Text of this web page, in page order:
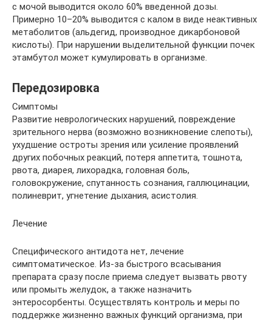
с мочой выводится около 60% введенной дозы.
Примерно 10–20% выводится с калом в виде неактивных
метаболитов (альдегид, производное дикарбоновой
кислоты). При нарушении выделительной функции почек
этамбутол может кумулировать в организме.
Передозировка
Симптомы
Развитие неврологических нарушений, повреждение
зрительного нерва (возможно возникновение слепоты),
ухудшение остроты зрения или усиление проявлений
других побочных реакций, потеря аппетита, тошнота,
рвота, диарея, лихорадка, головная боль,
головокружение, спутанность сознания, галлюцинации,
полиневрит, угнетение дыхания, асистолия.
Лечение
Специфического антидота нет, лечение
симптоматическое. Из-за быстрого всасывания
препарата сразу после приема следует вызвать рвоту
или промыть желудок, а также назначить
энтеросорбенты. Осуществлять контроль и меры по
поддержке жизненно важных функций организма, при